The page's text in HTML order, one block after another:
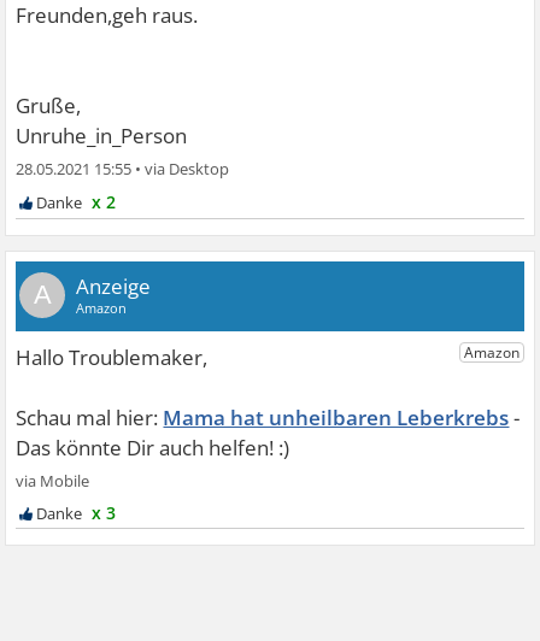
Freunden,geh raus.
Gruße,
Unruhe_in_Person
28.05.2021 15:55 •
x 2
A
Mama hat unheilbaren Leberkrebs
x 3